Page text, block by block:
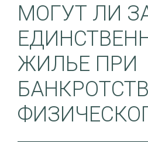
МОГУТ ЛИ
ЖИЛЬЕ ПРИ